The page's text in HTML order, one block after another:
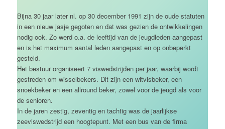
Bijna 30 jaar later nl. op 30 december 1991 zijn de oude statuten
in een nieuw jasje gegoten en dat was gezien de ontwikkelingen
nodig ook. Zo werd o.a. de leeftijd van de jeugdleden aangepast
en is het maximum aantal leden aangepast en op onbeperkt
gesteld.
Het bestuur organiseert 7 viswedstrijden per jaar, waarbij wordt
gestreden om wisselbekers. Dit zijn een witvisbeker, een
snoekbeker en een allround beker, zowel voor de jeugd als voor
de senioren.
In de jaren zestig, zeventig en tachtig was de jaarlijkse
zeeviswedstrijd een hoogtepunt. Met een bus van de firma